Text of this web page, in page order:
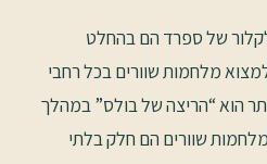
של ספרד הם בהחלט
מלחמות שוורים בכל רחבי
הוא “הריצה של בולס” במהלך
שוורים הם חלק בלתי